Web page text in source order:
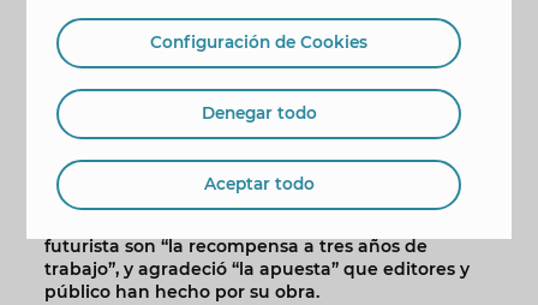
Albert se mostró emocionada por la acogida que
ha tenido la presentación de ‘Equilibrio’ en su
ciudad, de la que aseguró que “nunca me ha
dejado sola” en esta aventura literaria que se
inició hace ahora tres años con la publicación de
‘Ataraxia’, a la que siguió la segunda entrega de la
saga: ‘Kaos’. La escritora afirmó que esta acogida y
futurista son “la recompensa a tres años de
trabajo”, y agradeció “la apuesta” que editores y
público han hecho por su obra.
Configuración de Cookies
Denegar todo
Aceptar todo